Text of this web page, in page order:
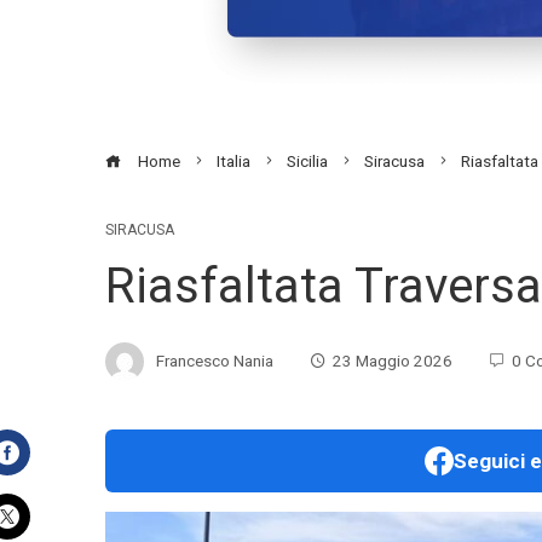
Home Italia Sicilia Siracusa Riasfaltata
SIRACUSA
Riasfaltata
Francesco Nania 23 Maggio 2026 0
Facebook
Seguici